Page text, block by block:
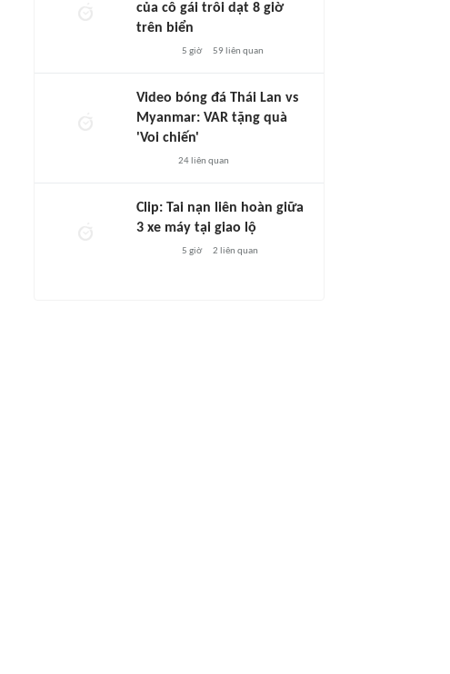
của cô gái trôi dạt 8 giờ
trên biển
5 giờ 59 liên quan
Video bóng đá Thái Lan vs
Myanmar: VAR tặng quà
'Voi chiến'
24liên quan
Clip: Tai nạn liên hoàn giữa
3 xe máy tại giao lộ
5 giờ 2 liên quan